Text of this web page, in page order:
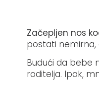
Začepljen nos
postati nemirna,
Budući da bebe
roditelja. Ipak,